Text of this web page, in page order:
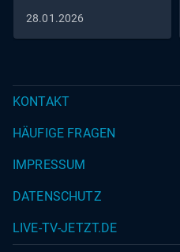
28.01.2026
KONTAKT
HÄUFIGE FRAGEN
IMPRESSUM
DATENSCHUTZ
LIVE-TV-JETZT.DE